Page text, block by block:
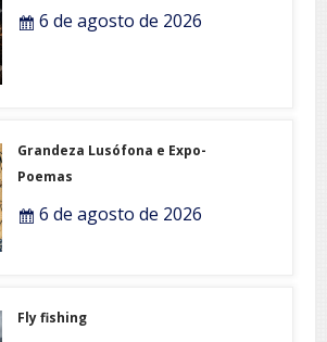
6 de agosto de 2026
Grandeza Lusófona e Expo-
Poemas
6 de agosto de 2026
Fly fishing